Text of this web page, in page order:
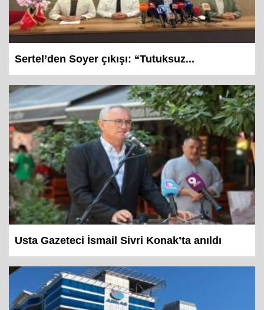
Sertel’den Soyer çıkışı: “Tutuksuz...
Usta Gazeteci İsmail Sivri Konak’ta anıldı